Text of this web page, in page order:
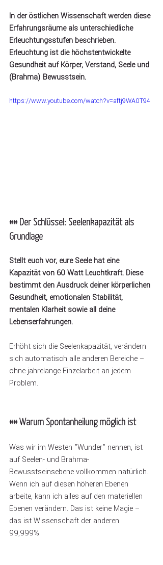
In der östlichen Wissenschaft werden diese
Erfahrungsräume als unterschiedliche
Erleuchtungsstufen beschrieben.
Erleuchtung ist die höchstentwickelte
Gesundheit auf Körper, Verstand, Seele und
(Brahma) Bewusstsein.
https://www.youtube.com/watch?v=aftj9WA0T94
## Der Schlüssel: Seelenkapazität als
Grundlage
Stellt euch vor, eure Seele hat eine
Kapazität von 60 Watt Leuchtkraft. Diese
bestimmt den Ausdruck deiner körperlichen
Gesundheit, emotionalen Stabilität,
mentalen Klarheit sowie all deine
Lebenserfahrungen.
Erhöht sich die Seelenkapazität, verändern
sich automatisch alle anderen Bereiche –
ohne jahrelange Einzelarbeit an jedem
Problem.
## Warum Spontanheilung möglich ist
Was wir im Westen "Wunder" nennen, ist
auf Seelen- und Brahma-
Bewusstseinsebene vollkommen natürlich.
Wenn ich auf diesen höheren Ebenen
arbeite, kann ich alles auf den materiellen
Ebenen verändern. Das ist keine Magie –
das ist Wissenschaft der anderen
99,999%.